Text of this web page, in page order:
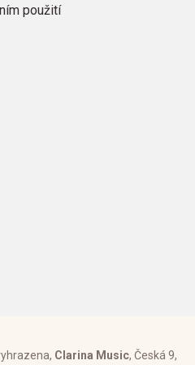
použití
Clarina Music, Česká 9,